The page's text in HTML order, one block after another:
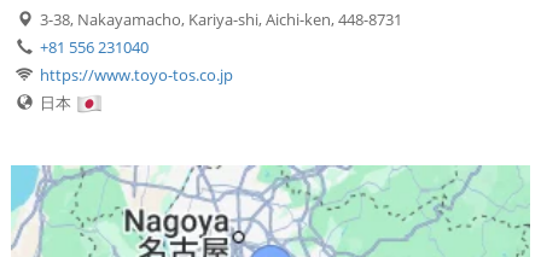
3-38, Nakayamacho, Kariya-shi, Aichi-ken, 448-8731
+81 556 231040
https://www.toyo-tos.co.jp
日本